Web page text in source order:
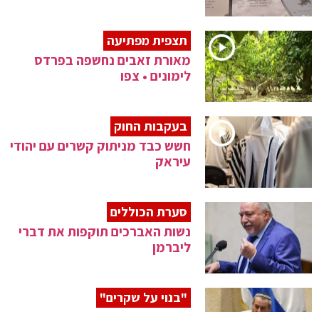
תצפית מפתיעה
מאורת זאבים נחשפה בפרדס
לימונים • צפו
בעקבות החוק
חשש כבד מניתוק קשרים עם יהודי
עיראק
סערת הכוללים
נשות האברכים תוקפות את דברי
ליברמן
"בנוי על שקרים"